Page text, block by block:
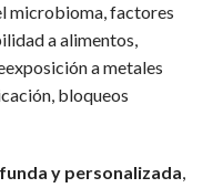
microbioma, factores
a alimentos,
a metales
bloqueos
y personalizada,